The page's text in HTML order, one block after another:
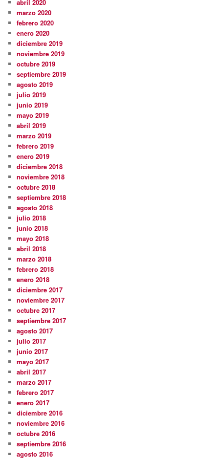
abril 2020
marzo 2020
febrero 2020
enero 2020
diciembre 2019
noviembre 2019
octubre 2019
septiembre 2019
agosto 2019
julio 2019
junio 2019
mayo 2019
abril 2019
marzo 2019
febrero 2019
enero 2019
diciembre 2018
noviembre 2018
octubre 2018
septiembre 2018
agosto 2018
julio 2018
junio 2018
mayo 2018
abril 2018
marzo 2018
febrero 2018
enero 2018
diciembre 2017
noviembre 2017
octubre 2017
septiembre 2017
agosto 2017
julio 2017
junio 2017
mayo 2017
abril 2017
marzo 2017
febrero 2017
enero 2017
diciembre 2016
noviembre 2016
octubre 2016
septiembre 2016
agosto 2016